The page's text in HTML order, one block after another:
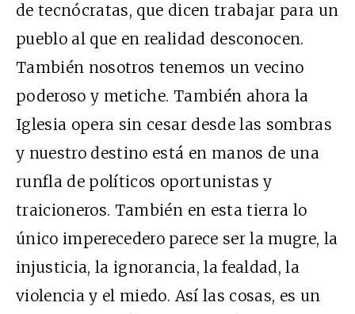
de tecnócratas, que dicen trabajar para un
pueblo al que en realidad desconocen.
También nosotros tenemos un vecino
poderoso y metiche. También ahora la
Iglesia opera sin cesar desde las sombras
y nuestro destino está en manos de una
runfla de políticos oportunistas y
traicioneros. También en esta tierra lo
único imperecedero parece ser la mugre, la
injusticia, la ignorancia, la fealdad, la
violencia y el miedo. Así las cosas, es un